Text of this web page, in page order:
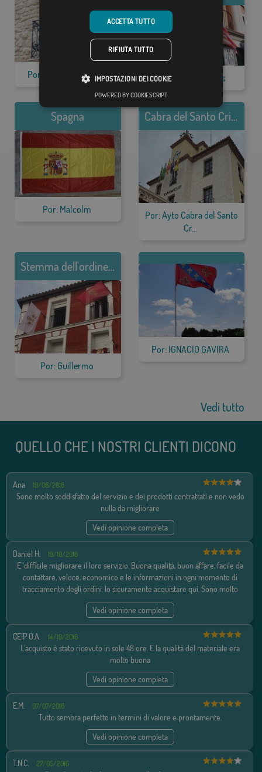
Por: Belén Fernández Por: Javier Morales
Spagna
Por: Malcolm
Cabra del Santo Cristo
Por: Ayto Cabra del Santo
Cr...
Stemma dell'ordine del Santo Sepolcro di Gerusalemme
Por: Guillermo
Por: IGNACIO GAVIRA
Vedi tutto
QUELLO CHE I NOSTRI CLIENTI DICONO
Ana 19/06/2018
Sono molto soddisfatto del servizio e dei prodotti contrattati e non vedo
nulla da migliorare
Vedi opinione completa
Daniel H. 19/10/2016
E 'difficile migliorare il loro servizio. Buona qualità, buon affare, facile da
contattare, veloce, economico e le informazioni in ogni momento di
tracciamento degli ordini. Io sicuramente acquistare qui. Sono molto
soddisfatto dell'acquisto.
Vedi opinione completa
CEIP O.A. 14/10/2016
L'acquisto è stato ricevuto in sole 48 ore. E la qualità del materiale era
molto buona
Vedi opinione completa
E.M. 07/07/2016
Tutto sembra perfetto in termini di valore e prontamente.
Vedi opinione completa
T.N.C. 27/05/2016
ACCETTA TUTTO
RIFIUTA TUTTO
IMPOSTAZIONI DEI COOKIE
POWERED BY COOKIESCRIPT